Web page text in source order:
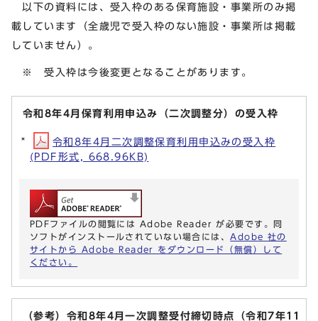
以下の資料には、受入枠のある保育施設・事業所のみ掲
載しています（全歳児で受入枠のない施設・事業所は掲載
していません）。
※ 受入枠は今後変更となることがあります。
令和8年4月保育利用申込み（二次調整分）の受入枠
令和8年4月二次調整保育利用申込みの受入枠
(PDF形式, 668.96KB)
PDFファイルの閲覧には Adobe Reader が必要です。同
ソフトがインストールされていない場合には、 Adobe 社の
サイトから Adobe Reader をダウンロード（無償）して
ください。
（参考）令和8年4月一次調整受付締切時点（令和7年11